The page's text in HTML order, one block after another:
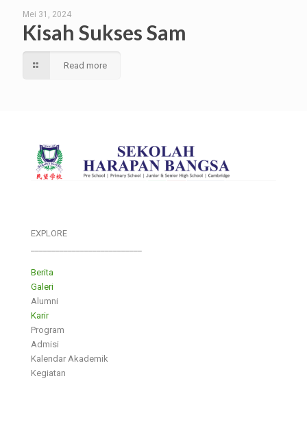
Mei 31, 2024
Kisah Sukses Sam
Read more
EXPLORE
Berita
Galeri
Alumni
Karir
Program
Admisi
Kalendar Akademik
Kegiatan